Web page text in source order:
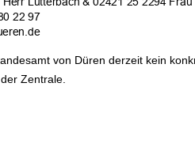
von Düren derzeit kein
Zentrale.